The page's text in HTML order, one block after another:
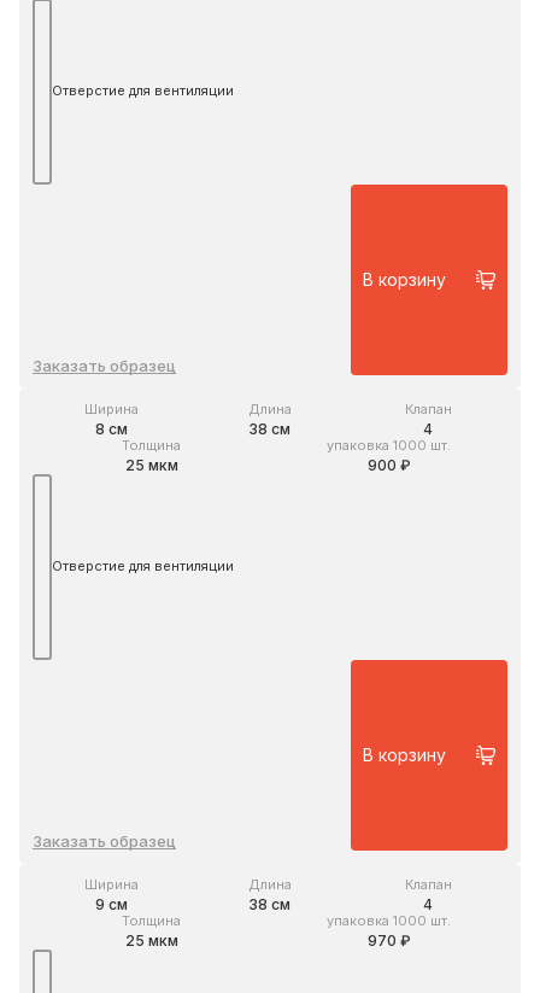
Отверстие для вентиляции
Заказать образец
В корзину
Ширина
8 см
Длина
38 см
Клапан
4
Толщина
25 мкм
упаковка 1000 шт.
900 ₽
Отверстие для вентиляции
Заказать образец
В корзину
Ширина
9 см
Длина
38 см
Клапан
4
Толщина
25 мкм
упаковка 1000 шт.
970 ₽